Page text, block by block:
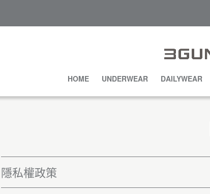
HOME UNDERWEAR DAILYWEAR
隱私權政策